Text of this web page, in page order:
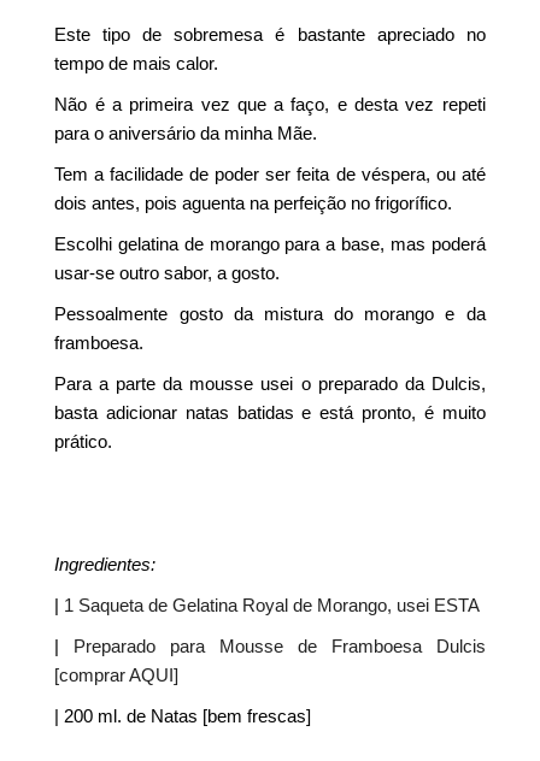
Este tipo de sobremesa é bastante apreciado no
tempo de mais calor.
Não é a primeira vez que a faço, e desta vez repeti
para o aniversário da minha Mãe.
Tem a facilidade de poder ser feita de véspera, ou até
dois antes, pois aguenta na perfeição no frigorífico.
Escolhi gelatina de morango para a base, mas poderá
usar-se outro sabor, a gosto.
Pessoalmente gosto da mistura do morango e da
framboesa.
Para a parte da mousse usei o preparado da Dulcis,
basta adicionar natas batidas e está pronto, é muito
prático.
Ingredientes:
| 1 Saqueta de Gelatina Royal de Morango, usei ESTA
| Preparado para Mousse de Framboesa Dulcis
[comprar AQUI]
| 200 ml. de Natas [bem frescas]